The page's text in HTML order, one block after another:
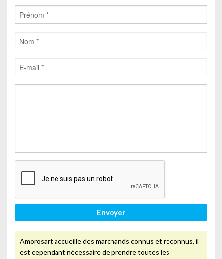
Envoyer
Amorosart accueille des marchands connus et reconnus, il
est cependant nécessaire de prendre toutes les